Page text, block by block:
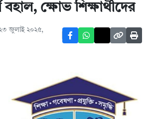
ক্ষোভ শিক্ষার্থীদের
জুলাই ২০২৫,